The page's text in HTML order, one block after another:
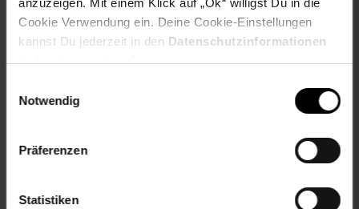
Cookie Verwendung ein. Deine Cookie-Einstellungen
kannst Du jederzeit in den Datenschutzinformationen
ändern bzw. widerrufen.
Notwendig
Präferenzen
Statistiken
Gewählte Variante:
Farbe: Blau
Größe: 39x12x24 cm
Artikelnummer: 2723453000
EAN: 8445118059298
Zubehör